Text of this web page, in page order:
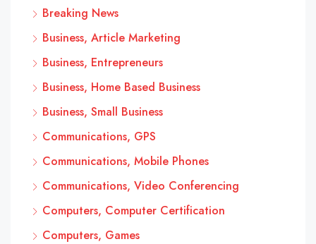
Breaking News
Business, Article Marketing
Business, Entrepreneurs
Business, Home Based Business
Business, Small Business
Communications, GPS
Communications, Mobile Phones
Communications, Video Conferencing
Computers, Computer Certification
Computers, Games